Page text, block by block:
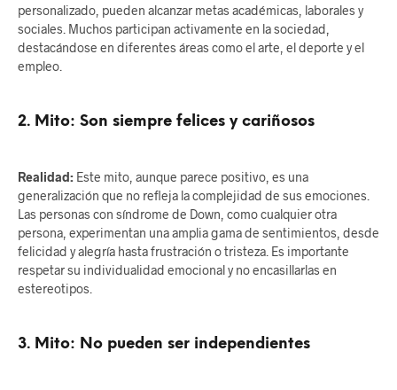
personalizado, pueden alcanzar metas académicas, laborales y
sociales. Muchos participan activamente en la sociedad,
destacándose en diferentes áreas como el arte, el deporte y el
empleo.
2. Mito: Son siempre felices y cariñosos
Realidad: Este mito, aunque parece positivo, es una
generalización que no refleja la complejidad de sus emociones.
Las personas con síndrome de Down, como cualquier otra
persona, experimentan una amplia gama de sentimientos, desde
felicidad y alegría hasta frustración o tristeza. Es importante
respetar su individualidad emocional y no encasillarlas en
estereotipos.
3. Mito: No pueden ser independientes